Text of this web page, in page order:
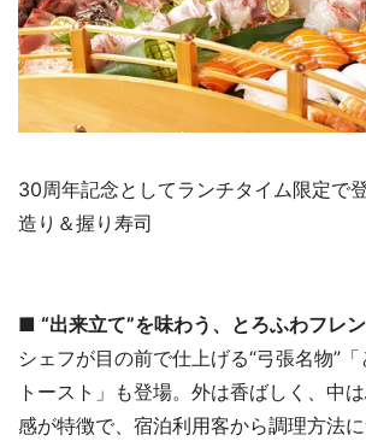
30周年記念としてランチタイム限定で
造り＆握り寿司
■ “出来立て”を味わう、とろふわフレ
シェフが目の前で仕上げる“弓張名物”
トースト」も登場。外は香ばしく、中
感が特徴で、宿泊利用客から調理方法